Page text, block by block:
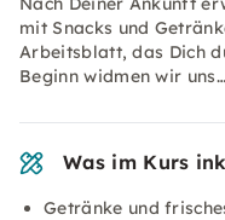
mit Snacks und
Arbeitsblatt, das Dich
Beginn widmen wir uns…
Was im Kurs
Getränke und